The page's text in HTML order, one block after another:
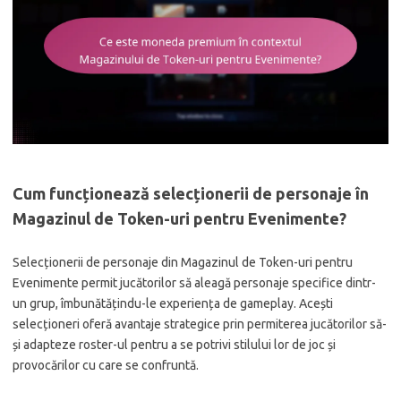
Cum funcționează selecționerii de personaje în
Magazinul de Token-uri pentru Evenimente?
Selecționerii de personaje din Magazinul de Token-uri pentru
Evenimente permit jucătorilor să aleagă personaje specifice dintr-
un grup, îmbunătățindu-le experiența de gameplay. Acești
selecționeri oferă avantaje strategice prin permiterea jucătorilor să-
și adapteze roster-ul pentru a se potrivi stilului lor de joc și
provocărilor cu care se confruntă.